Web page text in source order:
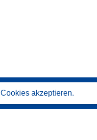
Cookies akzeptieren.